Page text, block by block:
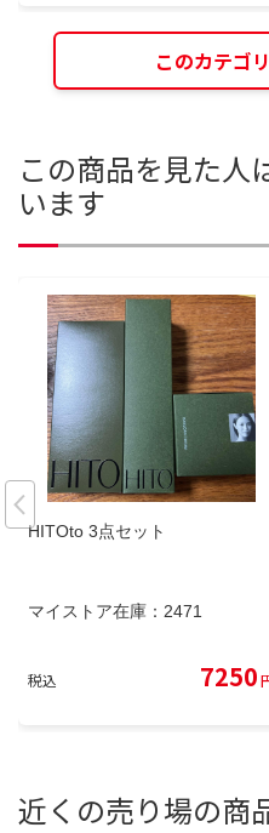
このカテゴ
この商品を見た人
います
HITOto 3点セット
マイストア在庫： 2471
税込 7250
近くの売り場の商